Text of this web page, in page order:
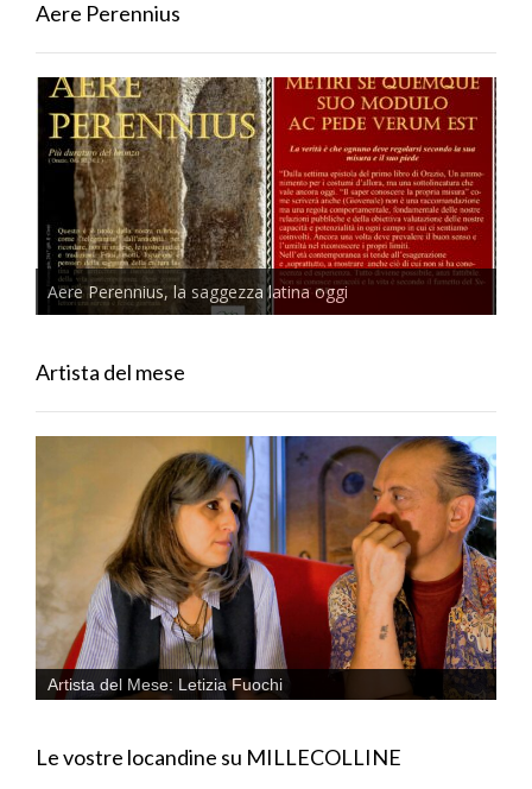
Aere Perennius
Aere Perennius, la saggezza latina oggi
Artista del mese
Artista del Mese: Letizia Fuochi
Le vostre locandine su MILLECOLLINE